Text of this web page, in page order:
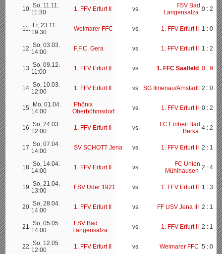
10. So, 11.11.
11:30
1. FFV Erfurt II vs.
FSV Bad
Langensalza 0 : 2
11. Fr, 23.11.
19:30
Weimarer FFC vs. 1. FFV Erfurt II 1 : 0
12. So, 03.03.
14:00
F.F.C. Gera vs. 1. FFV Erfurt II 1 : 2
13. So, 09.12.
11:00
1. FFV Erfurt II vs. 1. FFC Saalfeld 0 : 9
14. So, 10.03.
12:00
1. FFV Erfurt II vs. SG Ilmenau/Arnstadt 2 : 0
15. Mo, 01.04.
14:00
Phönix
Oberböhmsdorf
vs. 1. FFV Erfurt II 0 : 2
16. So, 24.03.
12:00
1. FFV Erfurt II vs.
FC Einheit Bad
Berka 4 : 2
17. So, 07.04.
14:00
SV SCHOTT Jena vs. 1. FFV Erfurt II 2 : 1
18. So, 14.04.
14:00
1. FFV Erfurt II vs.
FC Union
Mühlhausen 2 : 4
19. So, 21.04.
13:00
FSV Uder 1921 vs. 1. FFV Erfurt II 1 : 3
20. So, 28.04.
14:00
1. FFV Erfurt II vs. FF USV Jena III 2 : 1
21. So, 05.05.
14:00
FSV Bad
Langensalza
vs. 1. FFV Erfurt II 2 : 1
22. So, 12.05.
12:00
1. FFV Erfurt II vs. Weimarer FFC 5 : 0